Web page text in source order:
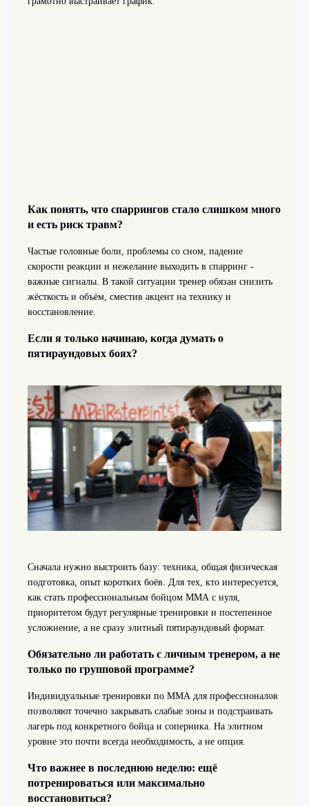
Как понять, что спаррингов стало слишком много
и есть риск травм?
Частые головные боли, проблемы со сном, падение
скорости реакции и нежелание выходить в спарринг -
важные сигналы. В такой ситуации тренер обязан снизить
жёсткость и объём, сместив акцент на технику и
восстановление.
Если я только начинаю, когда думать о
пятираундовых боях?
Сначала нужно выстроить базу: техника, общая физическая
подготовка, опыт коротких боёв. Для тех, кто интересуется,
как стать профессиональным бойцом ММА с нуля,
приоритетом будут регулярные тренировки и постепенное
усложнение, а не сразу элитный пятираундовый формат.
Обязательно ли работать с личным тренером, а не
только по групповой программе?
Индивидуальные тренировки по ММА для профессионалов
позволяют точечно закрывать слабые зоны и подстраивать
лагерь под конкретного бойца и соперника. На элитном
уровне это почти всегда необходимость, а не опция.
Что важнее в последнюю неделю: ещё
потренироваться или максимально
восстановиться?